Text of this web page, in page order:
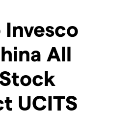
All
UCITS